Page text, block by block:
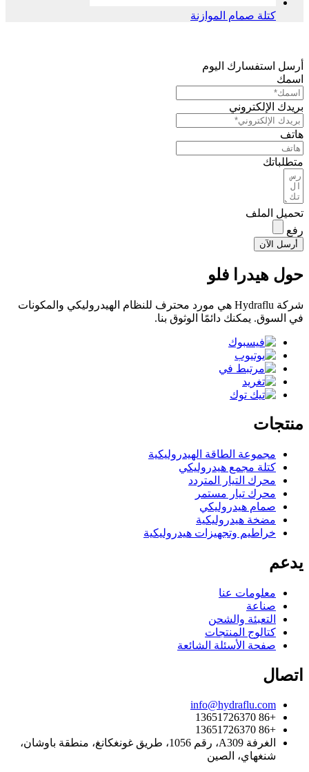
كتلة صمام الموازنة
أرسل استفسارك اليوم
اسمك
بريدك الإلكتروني
هاتف
متطلباتك
تحميل الملف
رفع
أرسل الآن
حول هيدرا فلو
شركة Hydraflu هي مورد محترف للنظام الهيدروليكي والمكونات
في السوق. يمكنك دائمًا الوثوق بنا.
منتجات
مجموعة الطاقة الهيدروليكية
كتلة مجمع هيدروليكي
محرك التيار المتردد
محرك تيار مستمر
صمام هيدروليكي
مضخة هيدروليكية
خراطيم وتجهيزات هيدروليكية
يدعم
معلومات عنا
صناعة
التعبئة والشحن
كتالوج المنتجات
صفحة الأسئلة الشائعة
اتصال
info@hydraflu.com
+86 13651726370
+86 13651726370
الغرفة A309، رقم 1056، طريق غونغكانغ، منطقة باوشان،
شنغهاي، الصين